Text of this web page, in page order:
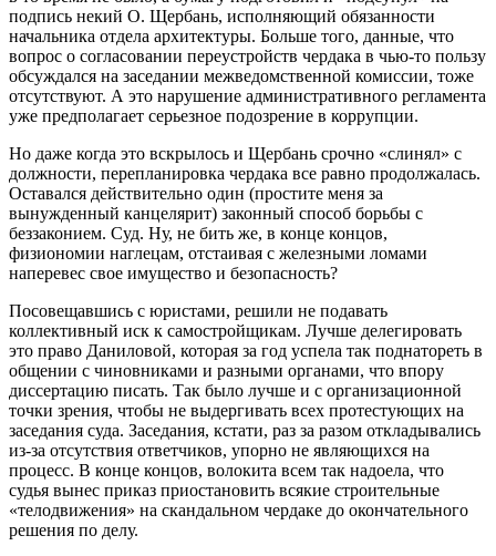
подпись некий О. Щербань, исполняющий обязанности
начальника отдела архитектуры. Больше того, данные, что
вопрос о согласовании переустройств чердака в чью-то пользу
обсуждался на заседании межведомственной комиссии, тоже
отсутствуют. А это нарушение административного регламента
уже предполагает серьезное подозрение в коррупции.
Но даже когда это вскрылось и Щербань срочно «слинял» с
должности, перепланировка чердака все равно продолжалась.
Оставался действительно один (простите меня за
вынужденный канцелярит) законный способ борьбы с
беззаконием. Суд. Ну, не бить же, в конце концов,
физиономии наглецам, отстаивая с железными ломами
наперевес свое имущество и безопасность?
Посовещавшись с юристами, решили не подавать
коллективный иск к самостройщикам. Лучше делегировать
это право Даниловой, которая за год успела так поднатореть в
общении с чиновниками и разными органами, что впору
диссертацию писать. Так было лучше и с организационной
точки зрения, чтобы не выдергивать всех протестующих на
заседания суда. Заседания, кстати, раз за разом откладывались
из-за отсутствия ответчиков, упорно не являющихся на
процесс. В конце концов, волокита всем так надоела, что
судья вынес приказ приостановить всякие строительные
«телодвижения» на скандальном чердаке до окончательного
решения по делу.